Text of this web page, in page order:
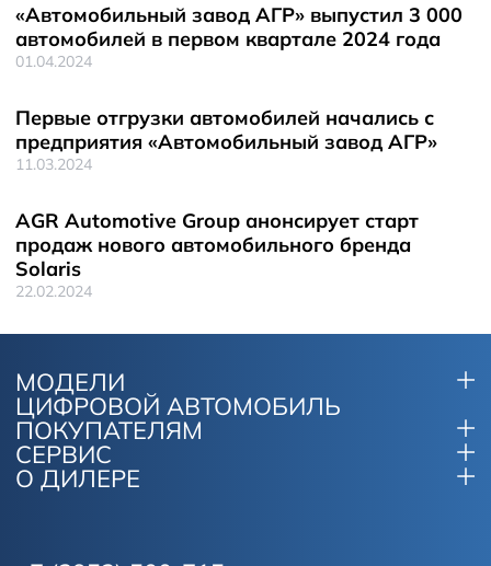
«Автомобильный завод АГР» выпустил 3 000
автомобилей в первом квартале 2024 года
01.04.2024
Первые отгрузки автомобилей начались с
предприятия «Автомобильный завод АГР»
11.03.2024
AGR Automotive Group анонсирует старт
продаж нового автомобильного бренда
Solaris
22.02.2024
МОДЕЛИ
ЦИФРОВОЙ АВТОМОБИЛЬ
ПОКУПАТЕЛЯМ
СЕРВИС
О ДИЛЕРЕ